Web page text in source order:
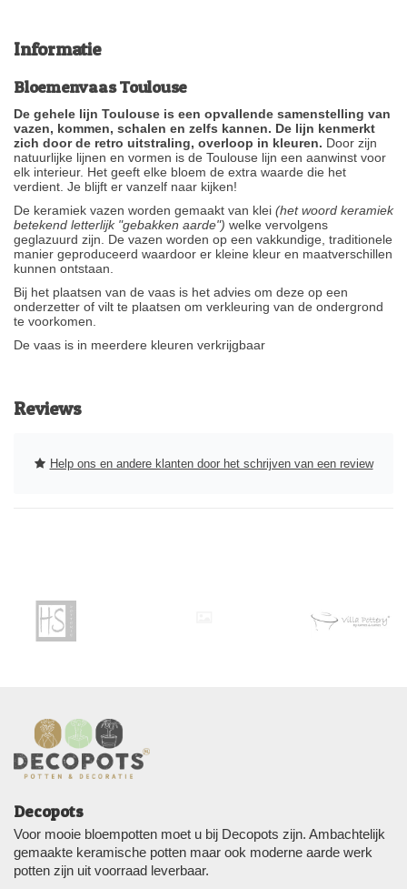
Informatie
Bloemenvaas Toulouse
De gehele lijn Toulouse is een opvallende samenstelling van
vazen, kommen, schalen en zelfs kannen. De lijn kenmerkt
zich door de retro uitstraling, overloop in kleuren. Door zijn
natuurlijke lijnen en vormen is de Toulouse lijn een aanwinst voor
elk interieur. Het geeft elke bloem de extra waarde die het
verdient. Je blijft er vanzelf naar kijken!
De keramiek vazen worden gemaakt van klei (het woord keramiek
betekend letterlijk "gebakken aarde") welke vervolgens
geglazuurd zijn. De vazen worden op een vakkundige, traditionele
manier geproduceerd waardoor er kleine kleur en maatverschillen
kunnen ontstaan.
Bij het plaatsen van de vaas is het advies om deze op een
onderzetter of vilt te plaatsen om verkleuring van de ondergrond
te voorkomen.
De vaas is in meerdere kleuren verkrijgbaar
Reviews
Help ons en andere klanten door het schrijven van een review
Decopots
Voor mooie bloempotten moet u bij Decopots zijn. Ambachtelijk
gemaakte keramische potten maar ook moderne aarde werk
potten zijn uit voorraad leverbaar.